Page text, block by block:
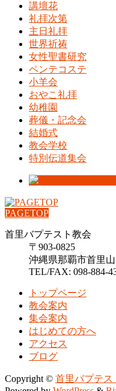
講壇花
礼拝次第
主日礼拝
世界祈祷
女性聖書研究
ペンテコステ
小羊会
おやこ礼拝
幼稚園
葬儀・記念会
結婚式
教会学校
特別伝道集会
PAGETOP
首里バプテスト教会
〒903-0825
沖縄県那覇市首里
TEL/FAX: 098-884-
トップページ
教会案内
集会案内
はじめての方へ
アクセス
ブログ
Copyright © 首里バプテス